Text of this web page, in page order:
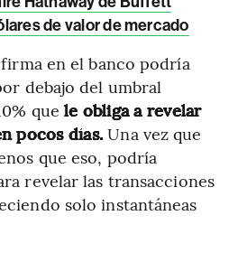
de valor de mercado
en el banco podría
debajo del umbral
que le obliga a revelar
pocos días.Una vez que
que eso, podría
revelar las transacciones
solo instantáneas